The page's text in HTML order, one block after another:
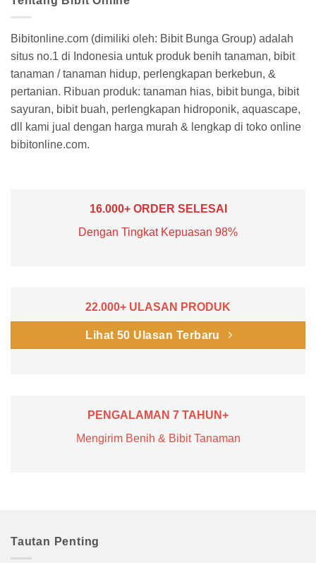
Bibitonline.com (dimiliki oleh: Bibit Bunga Group) adalah
situs no.1 di Indonesia untuk produk benih tanaman, bibit
tanaman / tanaman hidup, perlengkapan berkebun, &
pertanian. Ribuan produk: tanaman hias, bibit bunga, bibit
sayuran, bibit buah, perlengkapan hidroponik, aquascape,
dll kami jual dengan harga murah & lengkap di toko online
bibitonline.com.
16.000+ ORDER SELESAI
Dengan Tingkat Kepuasan 98%
22.000+ ULASAN PRODUK
Lihat 50 Ulasan Terbaru
PENGALAMAN 7 TAHUN+
Mengirim Benih & Bibit Tanaman
Tautan Penting